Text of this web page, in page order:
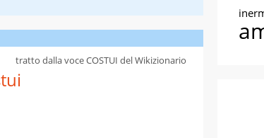
tratto dalla voce COSTUI del Wikizionario